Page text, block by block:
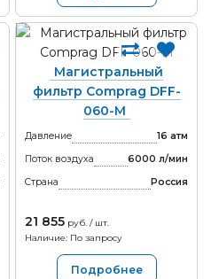
Магистральный
фильтр Comprag DFF-
060-M
Давление
16 атм
Поток воздуха
6000 л/мин
Страна
Россия
21 855 руб. / шт.
Наличие: По запросу
Подробнее